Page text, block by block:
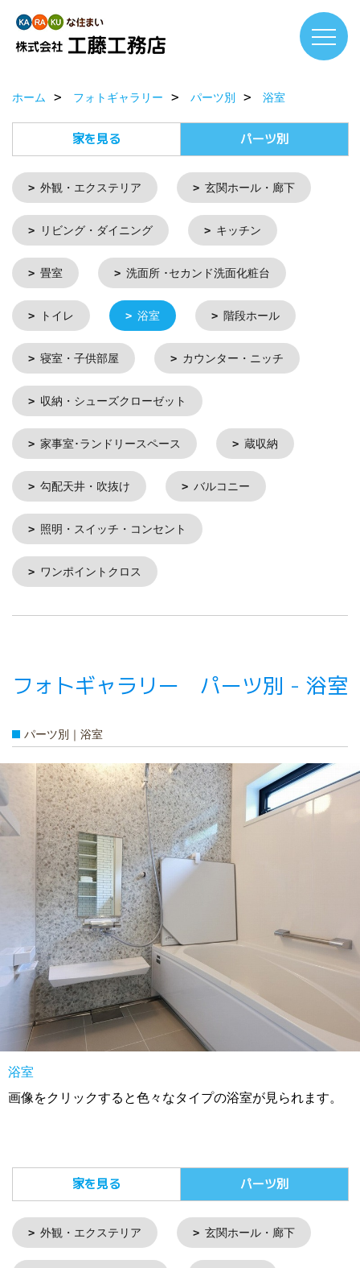
ホーム フォトギャラリー パーツ別 浴室
家を見る パーツ別
外観・エクステリア 玄関ホール・廊下
リビング・ダイニング キッチン
畳室 洗面所 ･セカンド洗面化粧台
トイレ 浴室 階段ホール
寝室・子供部屋 カウンター・ニッチ
収納・シューズクローゼット
家事室･ランドリースペース 蔵収納
勾配天井・吹抜け バルコニー
照明・スイッチ・コンセント
ワンポイントクロス
フォトギャラリー パーツ別 - 浴室
パーツ別｜浴室
浴室
画像をクリックすると色々なタイプの浴室が見られます。
家を見る パーツ別
外観・エクステリア 玄関ホール・廊下